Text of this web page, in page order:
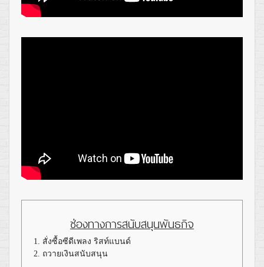
ช่องทางการสนับสนุนพันธกิจ
1. สั่งซื้อซีดีเพลง ริสท์แบนด์
2. ถวายเงินสนับสนุน